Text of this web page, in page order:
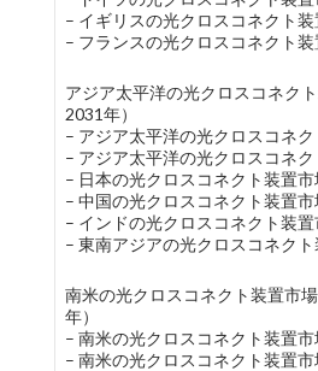
– イギリスの光クロスコネクト
– フランスの光クロスコネクト
アジア太平洋の光クロスコネク
2031年）
– アジア太平洋の光クロスコネ
– アジア太平洋の光クロスコネ
– 日本の光クロスコネクト装置
– 中国の光クロスコネクト装置
– インドの光クロスコネクト装
– 東南アジアの光クロスコネク
南米の光クロスコネクト装置市
年）
– 南米の光クロスコネクト装置
– 南米の光クロスコネクト装置